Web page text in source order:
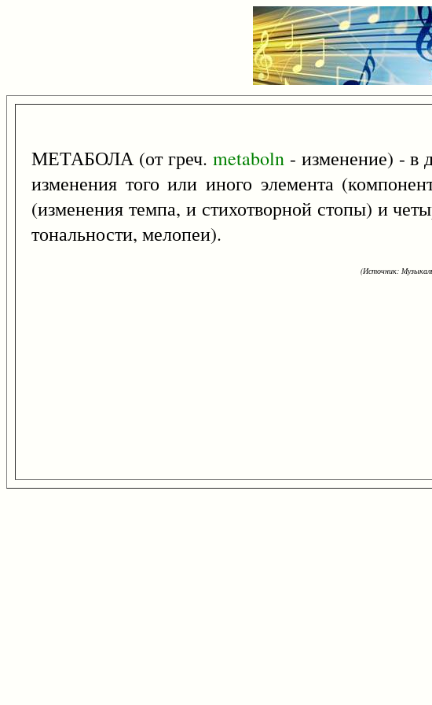
МЕТАБОЛА (от греч. metaboln- изменение) - в
изменения того или иного элемента
(изменения темпа, и стихотворной стопы) и
тональности, мелопеи).
(Источник: